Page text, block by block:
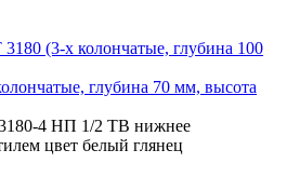
(3-х колончатые, глубина 100
глубина 70 мм, высота
4 НП 1/2 ТВ нижнее
цвет белый глянец